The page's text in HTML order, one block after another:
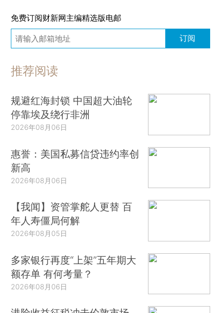
免费订阅财新网主编精选版电邮
订阅
推荐阅读
规避红海封锁 中国超大油轮
停靠埃及绕行非洲
2026年08月06日
惠誉：美国私募信贷违约率创
新高
2026年08月06日
【我闻】资管掌舵人更替 百
年人寿僵局何解
2026年08月05日
多家银行再度“上架”五年期大
额存单 有何考量？
2026年08月06日